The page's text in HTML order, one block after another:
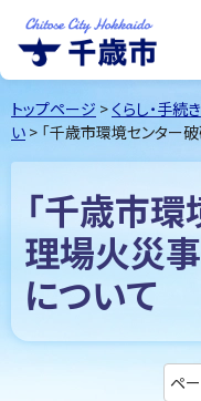
千歳市Chitose
City Hokkaido
トップページ > くらし・手続き
い > 「千歳市環境センター
「千歳市
理場火災
について
ペ